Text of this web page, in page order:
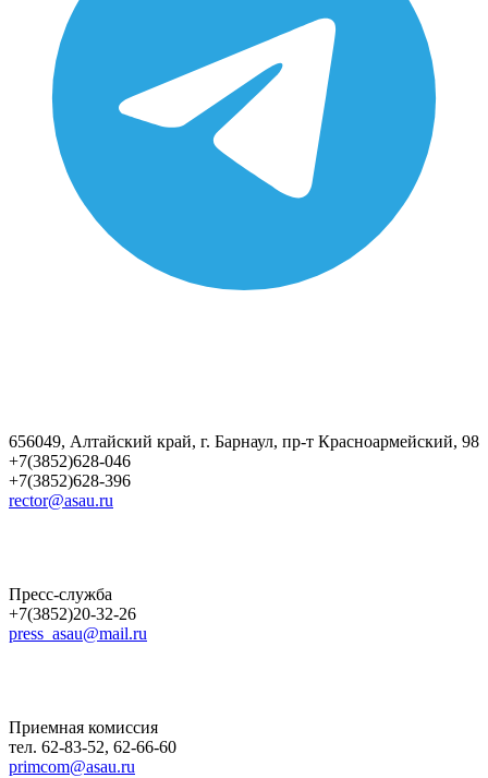
656049, Алтайский край, г. Барнаул, пр-т Красноармейский, 98
+7(3852)628-046
+7(3852)628-396
rector@asau.ru
Пресс-служба
+7(3852)20-32-26
press_asau@mail.ru
Приемная комиссия
тел. 62-83-52, 62-66-60
primcom@asau.ru